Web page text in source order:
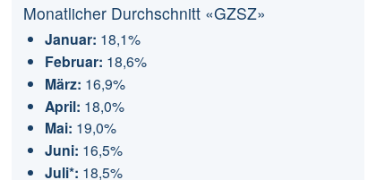
Monatlicher Durchschnitt «GZSZ»
Januar: 18,1%
Februar: 18,6%
März: 16,9%
April: 18,0%
Mai: 19,0%
Juni: 16,5%
Juli*: 18,5%